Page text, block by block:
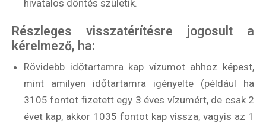
hivatalos döntés születik.
Részleges visszatérítésre jogosult a
kérelmező, ha:
Rövidebb időtartamra kap vízumot ahhoz képest,
mint amilyen időtartamra igényelte (például ha
3105 fontot fizetett egy 3 éves vízumért, de csak 2
évet kap, akkor 1035 fontot kap vissza, vagyis az 1